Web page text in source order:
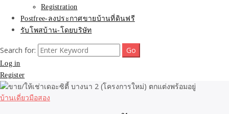
Registration
Postfree-ลงประกาศขายบ้านที่ดินฟรี
รับโพสบ้าน-โดยบริษัท
Search for:
Log in
Register
บ้านเดี่ยวมือสอง